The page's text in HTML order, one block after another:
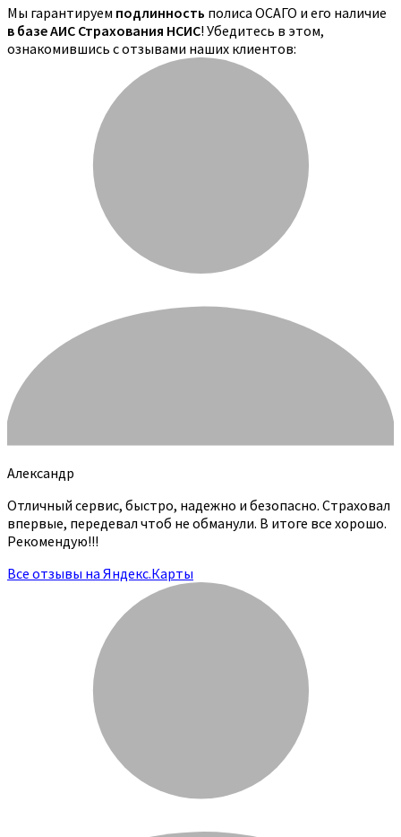
Мы гарантируем подлинность полиса ОСАГО и его наличие
в базе АИС Страхования НСИС! Убедитесь в этом,
ознакомившись с отзывами наших клиентов:
Александр
Отличный сервис, быстро, надежно и безопасно. Страховал
впервые, передевал чтоб не обманули. В итоге все хорошо.
Рекомендую!!!
Все отзывы на Яндекс.Карты